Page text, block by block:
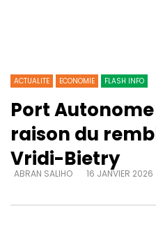
ACTUALITE ECONOMIE FLASH INFO
Port Autonome
raison du
Vridi-Bietry
ABRAN SALIHO 16 JANVIER 2026